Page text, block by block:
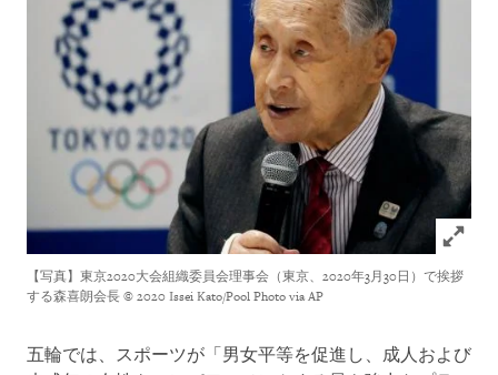
Click
【写真】東京2020大会組織委員会理事会（東京、2020年3月30日）で挨拶
する森喜朗会長 © 2020 Issei Kato/Pool Photo via AP
五輪では、スポーツが「男女平等を促進し、成人および